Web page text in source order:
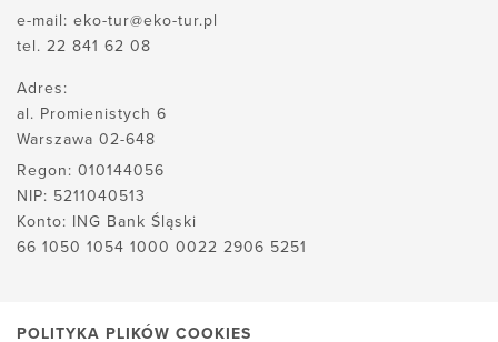
e-mail: eko-tur@eko-tur.pl
tel. 22 841 62 08
Adres:
al. Promienistych 6
Warszawa 02-648
Regon: 010144056
NIP: 5211040513
Konto: ING Bank Śląski
66 1050 1054 1000 0022 2906 5251
POLITYKA PLIKÓW COOKIES